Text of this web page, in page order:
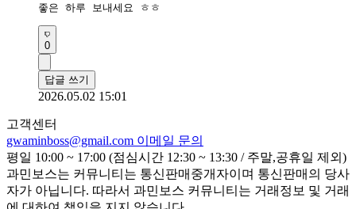
좋은 하루 보내세요 ㅎㅎ
0
답글 쓰기
2026.05.02 15:01
고객센터
gwaminboss@gmail.com 이메일 문의
평일 10:00 ~ 17:00 (점심시간 12:30 ~ 13:30 / 주말,공휴일 제외)
과민보스는 커뮤니티는 통신판매중개자이며 통신판매의 당사
자가 아닙니다. 따라서 과민보스 커뮤니티는 거래정보 및 거래